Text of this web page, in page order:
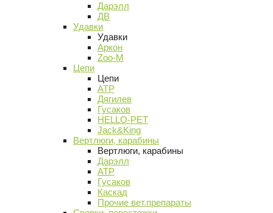
Дарэлл
ДВ
Удавки
Удавки
Аркон
Zoo-M
Цепи
Цепи
АТР
Дягилев
Гусаков
HELLO-PET
Jack&King
Вертлюги, карабины
Вертлюги, карабины
Дарэлл
АТР
Гусаков
Каскад
Прочие вет.препараты